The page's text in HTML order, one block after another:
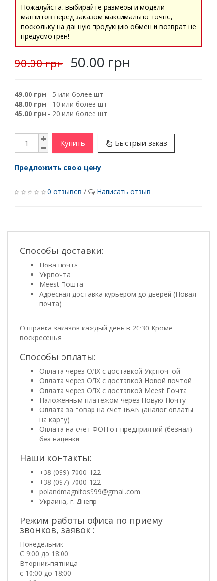
Пожалуйста, выбирайте размеры и модели
магнитов перед заказом максимально точно,
поскольку на данную продукцию обмен и возврат не
предусмотрен!
90.00 грн 50.00 грн
49.00 грн - 5 или более шт
48.00 грн - 10 или более шт
45.00 грн - 20 или более шт
Купить Быстрый заказ
Предложить свою цену
0 отзывов / Написать отзыв
Способы доставки:
Нова почта
Укрпочта
Meest Пошта
Адресная доставка курьером до дверей (Новая
почта)
Отправка заказов каждый день в 20:30 Кроме
воскресенья
Способы оплаты:
Оплата через ОЛХ с доставкой Укрпочтой
Оплата через ОЛХ с доставкой Новой почтой
Оплата через ОЛХ с доставкой Meest Почта
Наложенным платежом через Новую Почту
Оплата за товар на счёт IBAN (аналог оплаты
на карту)
Оплата на счёт ФОП от предприятий (безнал)
без наценки
Наши контакты:
+38 (099) 7000-122
+38 (097) 7000-122
polandmagnitos999@gmail.com
Украина, г. Днепр
Режим работы офиса по приёму
звонков, заявок :
Понедельник
С 9:00 до 18:00
Вторник-пятница
с 10:00 до 18:00